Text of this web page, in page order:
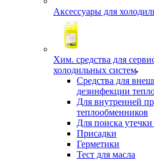
Аксессуары для
Хим. средства для
холодильных систем
Средства для
дезинфекции
Для внутренней
теплообменников
Для поиска утечки
Присадки
Герметики
Тест для масла